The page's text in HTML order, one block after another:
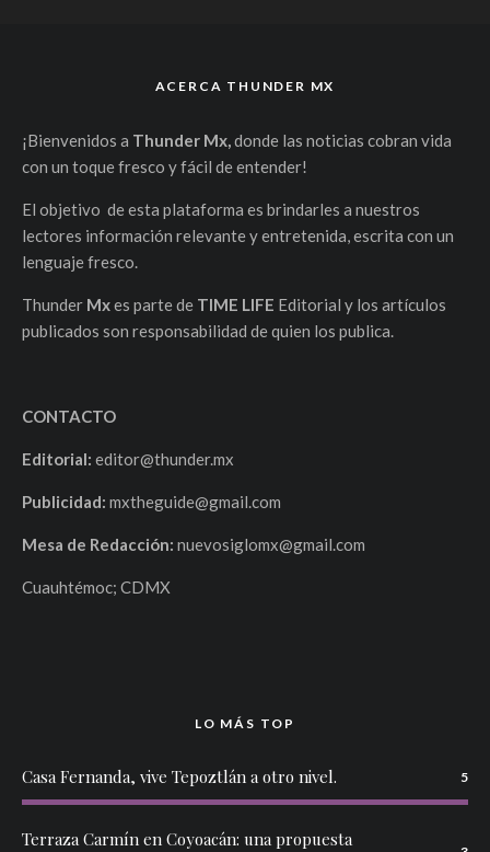
ACERCA THUNDER MX
¡Bienvenidos a Thunder Mx,donde las noticias cobran vida
con un toque fresco y fácil de entender!
El objetivo de esta plataforma es brindarles a nuestros
lectores información relevante y entretenida, escrita con un
lenguaje fresco.
Thunder Mxes parte de TIME LIFE Editorial y los artículos
publicados son responsabilidad de quien los publica.
CONTACTO
Editorial: editor@thunder.mx
Publicidad: mxtheguide@gmail.com
Mesa de Redacción: nuevosiglomx@gmail.com
Cuauhtémoc; CDMX
LO MÁS TOP
Casa Fernanda, vive Tepoztlán a otro nivel. 5
Terraza Carmín en Coyoacán: una propuesta